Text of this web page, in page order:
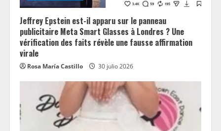
Jeffrey Epstein est-il apparu sur le panneau
publicitaire Meta Smart Glasses à Londres ? Une
vérification des faits révèle une fausse affirmation
virale
Rosa María Castillo 30 julio 2026